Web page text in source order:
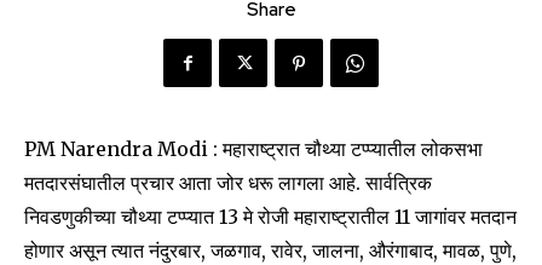
Share
PM Narendra Modi : महाराष्ट्रात चौथ्या टप्प्यातील लोकसभा
मतदारसंघातील प्रचार आता जोर धरू लागला आहे. सार्वत्रिक
निवडणुकीच्या चौथ्या टप्प्यात 13 मे रोजी महाराष्ट्रातील 11 जागांवर मतदान
होणार असून त्यात नंदुरबार, जळगाव, रावेर, जालना, औरंगाबाद, मावळ, पुणे,